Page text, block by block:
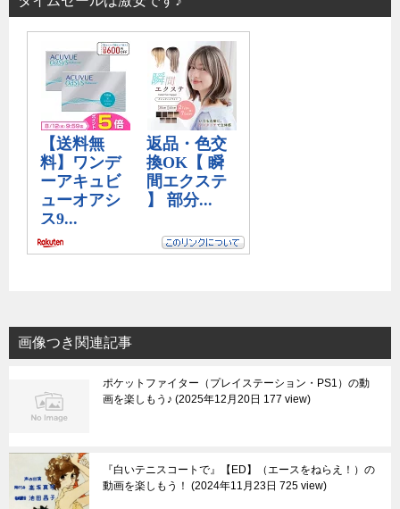
画像つき関連記事
ポケットファイター（プレイステーション・PS1）の動
画を楽しもう♪ 2025年12月20日 177 view
『白いテニスコートで』【ED】（エースをねらえ！）の
動画を楽しもう！
2024年11月23日 725 view